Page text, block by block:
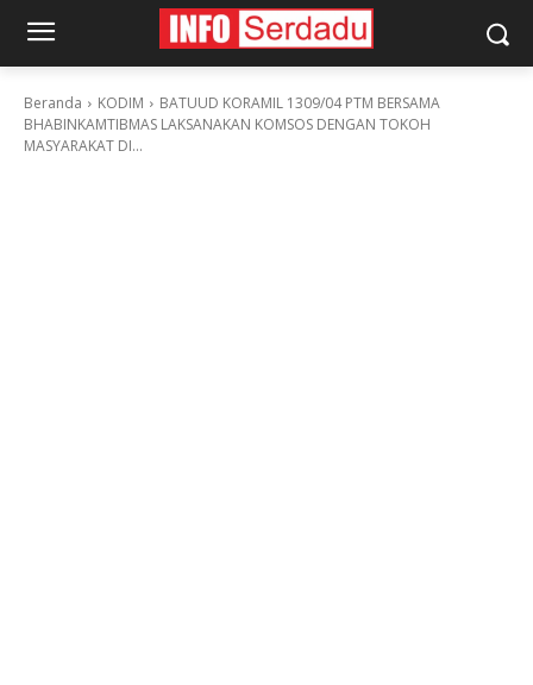
Beranda KODIM
BATUUD KORAMIL 1309/04 PTM BERSAMA
BHABINKAMTIBMAS LAKSANAKAN KOMSOS DENGAN TOKOH
MASYARAKAT DI...